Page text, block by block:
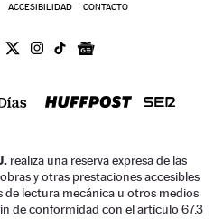
ACCESIBILIDAD CONTACTO
realiza una reserva expresa de las
y otras prestaciones accesibles
de lectura mecánica u otros medios
de conformidad con el artículo 67.3